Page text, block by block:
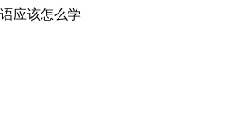
应该怎么学